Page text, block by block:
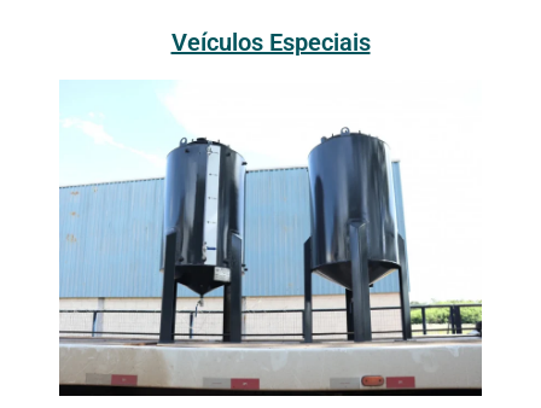
Veículos Especiais